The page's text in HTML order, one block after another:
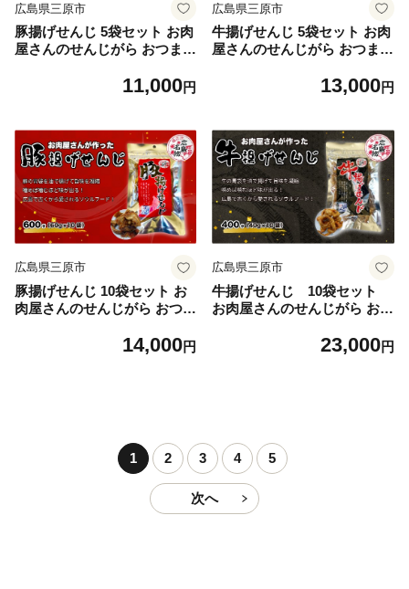
広島県三原市
豚揚げせんじ 5袋セット お肉
屋さんのせんじがら おつまみ
広島名物 せんじ肉 028017
11,000円
広島県三原市
牛揚げせんじ 5袋セット お肉
屋さんのせんじがら おつまみ
広島名物 せんじ肉 028014
13,000円
広島県三原市
豚揚げせんじ 10袋セット お
肉屋さんのせんじがら おつま
味 広島名物 せんじ肉 028018
14,000円
広島県三原市
牛揚げせんじ 10袋セット
お肉屋さんのせんじがら おつ
珍味 広島名物 せんじ肉 028
23,000円
1 2 3 4 5
次へ